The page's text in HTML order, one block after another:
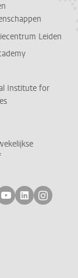
Leiden
Institute for
op bluesky
ons op
Volg ons op
Volg ons
Volg
op mastodon